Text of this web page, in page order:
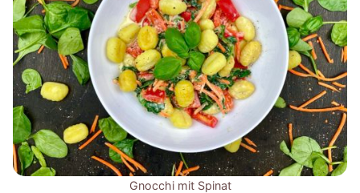
Gnocchi mit Spinat